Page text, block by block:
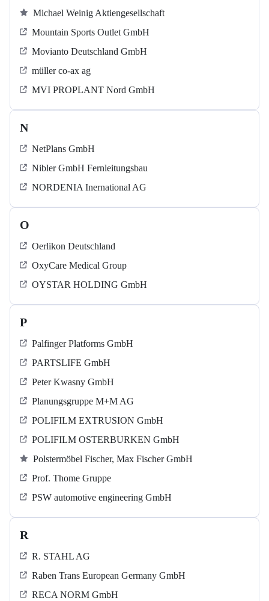
Michael Weinig Aktiengesellschaft
Mountain Sports Outlet GmbH
Movianto Deutschland GmbH
müller co-ax ag
MVI PROPLANT Nord GmbH
N
NetPlans GmbH
Nibler GmbH Fernleitungsbau
NORDENIA Inernational AG
O
Oerlikon Deutschland
OxyCare Medical Group
OYSTAR HOLDING GmbH
P
Palfinger Platforms GmbH
PARTSLIFE GmbH
Peter Kwasny GmbH
Planungsgruppe M+M AG
POLIFILM EXTRUSION GmbH
POLIFILM OSTERBURKEN GmbH
Polstermöbel Fischer, Max Fischer GmbH
Prof. Thome Gruppe
PSW automotive engineering GmbH
R
R. STAHL AG
Raben Trans European Germany GmbH
RECA NORM GmbH